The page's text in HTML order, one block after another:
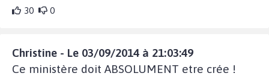
30 0
Christine - Le 03/09/2014 à 21:03:49
Ce ministère doit ABSOLUMENT etre crée !